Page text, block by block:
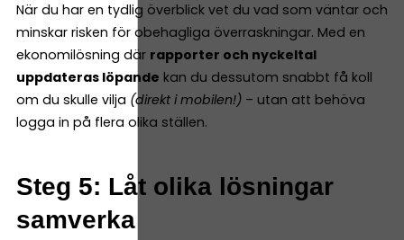
När du har en tydlig överblick vet du vad som väntar och
minskar risken för obehagliga överraskningar. Med en
ekonomilösning där rapporter och nyckeltal
uppdateras löpande kan du dessutom snabbt få koll
om du skulle vilja (direkt i mobilen!) – utan att behöva
logga in på flera olika ställen.
Steg 5: Låt olika lösningar
samverka